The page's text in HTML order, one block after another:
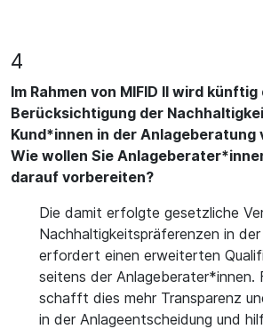
4
Im Rahmen von MIFID II wird
Berücksichtigung der
Kund*innen in der Anlageberatung
Wie wollen Sie
darauf vorbereiten?
Die damit erfolgte gesetzliche
Nachhaltigkeitspräferenzen in
erfordert einen erweiterten
seitens der Anlageberater*innen.
schafft dies mehr Transparenz
in der Anlageentscheidung und